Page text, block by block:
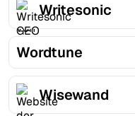
Writesonic
Wordtune
Wisewand